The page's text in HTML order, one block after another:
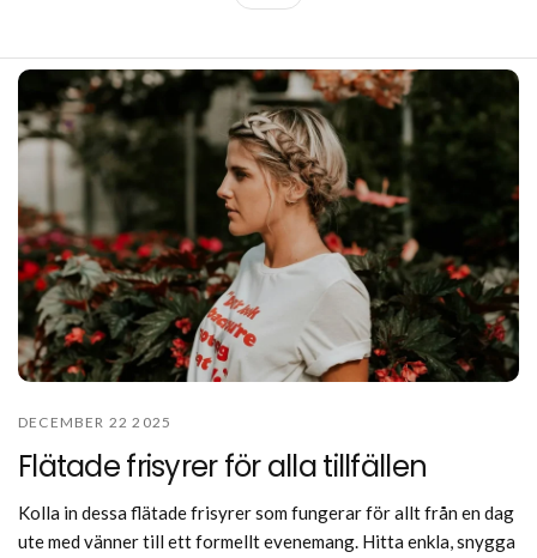
DECEMBER 22 2025
Flätade frisyrer för alla tillfällen
Kolla in dessa flätade frisyrer som fungerar för allt från en dag
ute med vänner till ett formellt evenemang. Hitta enkla, snygga